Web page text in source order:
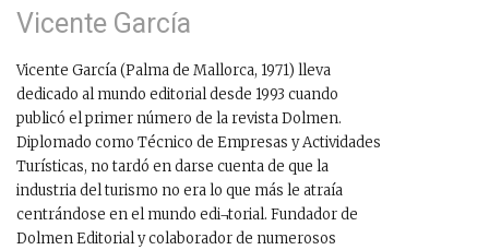
Vicente García
Vicente García (Palma de Mallorca, 1971) lleva
dedicado al mundo editorial desde 1993 cuando
publicó el primer número de la revista Dolmen.
Diplomado como Técnico de Empresas y Actividades
Turísticas, no tardó en darse cuenta de que la
industria del turismo no era lo que más le atraía
centrándose en el mundo edi¬torial. Fundador de
Dolmen Editorial y colaborador de numerosos